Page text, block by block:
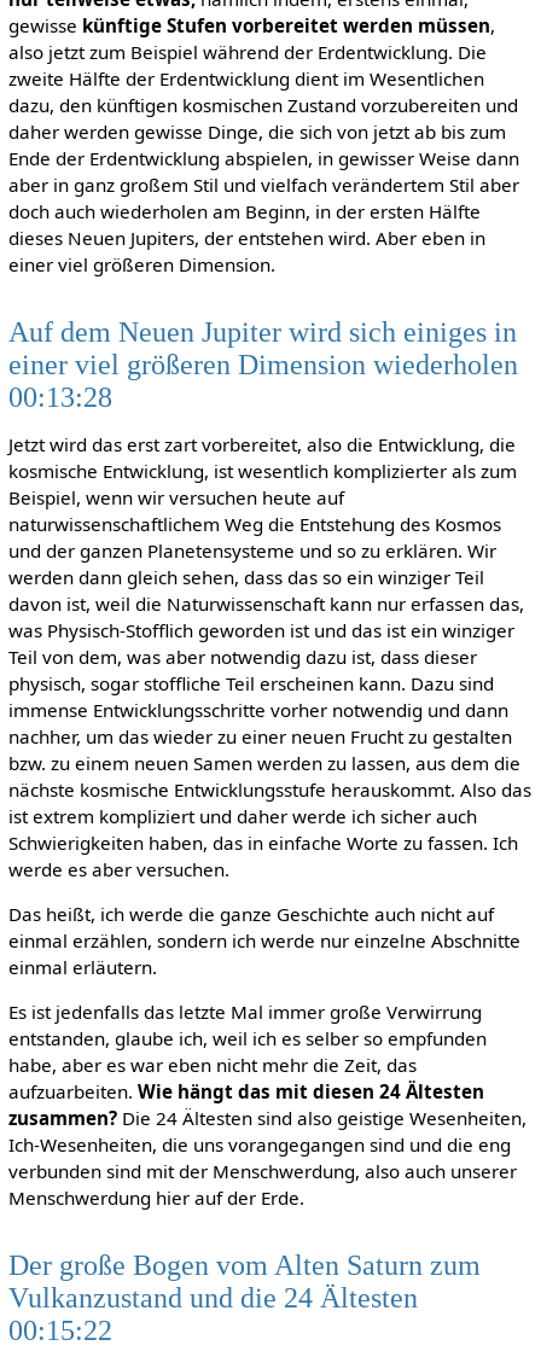
gewisse künftige Stufen vorbereitet werden müssen,
also jetzt zum Beispiel während der Erdentwicklung. Die
zweite Hälfte der Erdentwicklung dient im Wesentlichen
dazu, den künftigen kosmischen Zustand vorzubereiten und
daher werden gewisse Dinge, die sich von jetzt ab bis zum
Ende der Erdentwicklung abspielen, in gewisser Weise dann
aber in ganz großem Stil und vielfach verändertem Stil aber
doch auch wiederholen am Beginn, in der ersten Hälfte
dieses Neuen Jupiters, der entstehen wird. Aber eben in
einer viel größeren Dimension.
Auf dem Neuen Jupiter wird sich einiges in
einer viel größeren Dimension wiederholen
00:13:28
Jetzt wird das erst zart vorbereitet, also die Entwicklung, die
kosmische Entwicklung, ist wesentlich komplizierter als zum
Beispiel, wenn wir versuchen heute auf
naturwissenschaftlichem Weg die Entstehung des Kosmos
und der ganzen Planetensysteme und so zu erklären. Wir
werden dann gleich sehen, dass das so ein winziger Teil
davon ist, weil die Naturwissenschaft kann nur erfassen das,
was Physisch-Stofflich geworden ist und das ist ein winziger
Teil von dem, was aber notwendig dazu ist, dass dieser
physisch, sogar stoffliche Teil erscheinen kann. Dazu sind
immense Entwicklungsschritte vorher notwendig und dann
nachher, um das wieder zu einer neuen Frucht zu gestalten
bzw. zu einem neuen Samen werden zu lassen, aus dem die
nächste kosmische Entwicklungsstufe herauskommt. Also das
ist extrem kompliziert und daher werde ich sicher auch
Schwierigkeiten haben, das in einfache Worte zu fassen. Ich
werde es aber versuchen.
Das heißt, ich werde die ganze Geschichte auch nicht auf
einmal erzählen, sondern ich werde nur einzelne Abschnitte
einmal erläutern.
Es ist jedenfalls das letzte Mal immer große Verwirrung
entstanden, glaube ich, weil ich es selber so empfunden
habe, aber es war eben nicht mehr die Zeit, das
aufzuarbeiten. Wie hängt das mit diesen 24 Ältesten
zusammen?Die 24 Ältesten sind also geistige Wesenheiten,
Ich-Wesenheiten, die uns vorangegangen sind und die eng
verbunden sind mit der Menschwerdung, also auch unserer
Menschwerdung hier auf der Erde.
Der große Bogen vom Alten Saturn zum
Vulkanzustand und die 24 Ältesten
00:15:22